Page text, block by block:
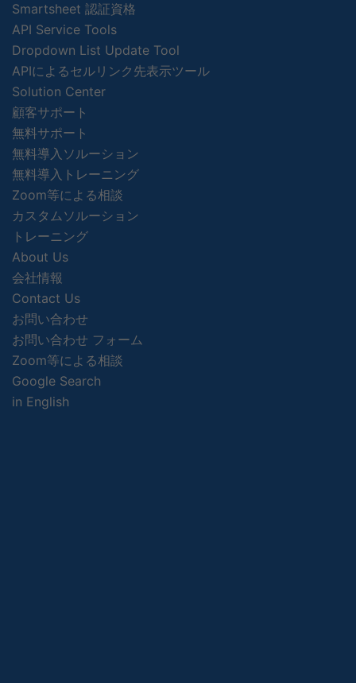
Smartsheet 認証資格
API Service Tools
Dropdown List Update Tool
APIによるセルリンク先表示ツール
Solution Center
顧客サポート
無料サポート
無料導入ソルーション
無料導入トレーニング
Zoom等による相談
カスタムソルーション
トレーニング
About Us
会社情報
Contact Us
お問い合わせ
お問い合わせ フォーム
Zoom等による相談
Google Search
in English